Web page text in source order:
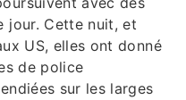
jour. Cette nuit, et
US, elles ont donné
de police
sur les larges